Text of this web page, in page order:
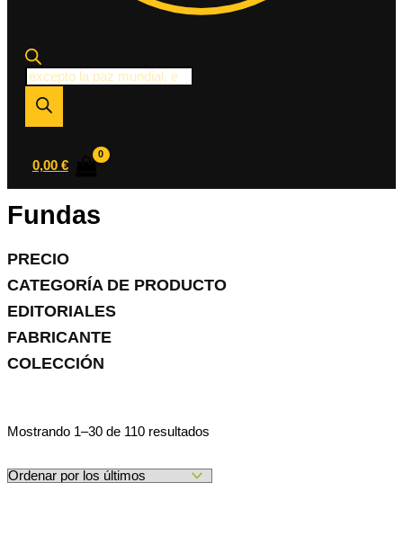
Búsqueda
de
productos
0,00 €
Fundas
PRECIO
CATEGORÍA DE PRODUCTO
EDITORIALES
FABRICANTE
COLECCIÓN
Mostrando 1–30 de 110 resultados
últimos